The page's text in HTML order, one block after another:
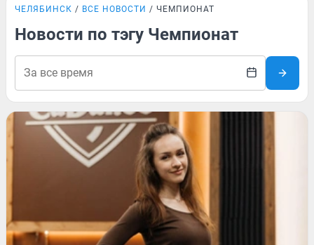
ЧЕЛЯБИНСК ВСЕ НОВОСТИ ЧЕМПИОНАТ
Новости по тэгу Чемпионат